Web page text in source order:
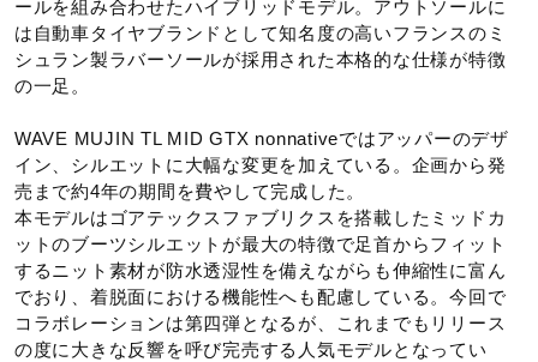
原産国
ベトナム製
質量
約450g（27.0cm片方）
インソール
カップインソール（取り外し可）
ールを組み合わせたハイブリッドモデル。アウトソールに
は自動車タイヤブランドとして知名度の高いフランスのミ
シュラン製ラバーソールが採用された本格的な仕様が特徴
の一足。
WAVE MUJIN TL MID GTX nonnativeではアッパーのデザ
イン、シルエットに大幅な変更を加えている。企画から発
売まで約4年の期間を費やして完成した。
本モデルはゴアテックスファブリクスを搭載したミッドカ
ットのブーツシルエットが最大の特徴で足首からフィット
するニット素材が防水透湿性を備えながらも伸縮性に富ん
でおり、着脱面における機能性へも配慮している。今回で
コラボレーションは第四弾となるが、これまでもリリース
の度に大きな反響を呼び完売する人気モデルとなってい